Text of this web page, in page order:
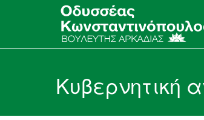
Κυβερνητική